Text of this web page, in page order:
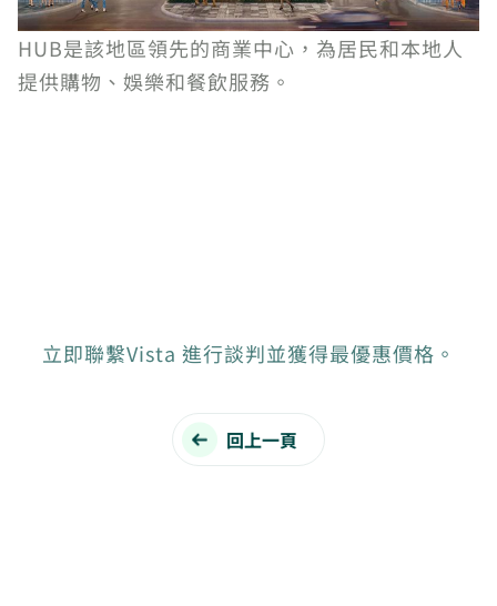
HUB是該地區領先的商業中心，為居民和本地人
提供購物、娛樂和餐飲服務。
立即聯繫Vista 進行談判並獲得最優惠價格。
回上一頁